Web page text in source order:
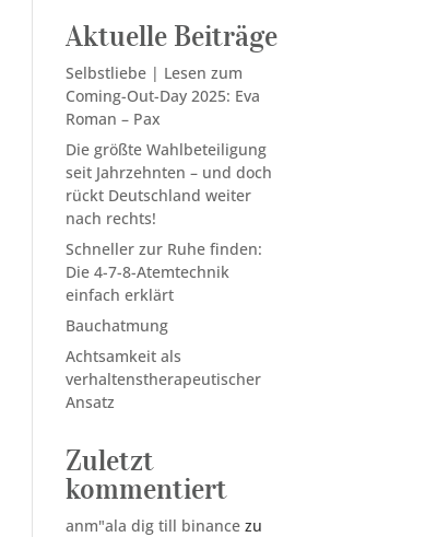
Aktuelle Beiträge
Selbstliebe | Lesen zum
Coming-Out-Day 2025: Eva
Roman – Pax
Die größte Wahlbeteiligung
seit Jahrzehnten – und doch
rückt Deutschland weiter
nach rechts!
Schneller zur Ruhe finden:
Die 4-7-8-Atemtechnik
einfach erklärt
Bauchatmung
Achtsamkeit als
verhaltenstherapeutischer
Ansatz
Zuletzt
kommentiert
anm"ala dig till binance zu